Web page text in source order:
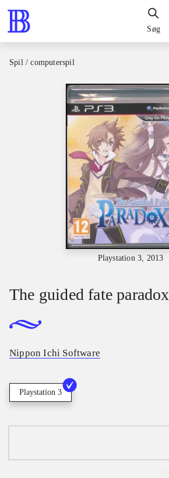
Søg
Spil / computerspil
Playstation 3, 2013
The guided fate paradox
Nippon Ichi Software
Playstation 3